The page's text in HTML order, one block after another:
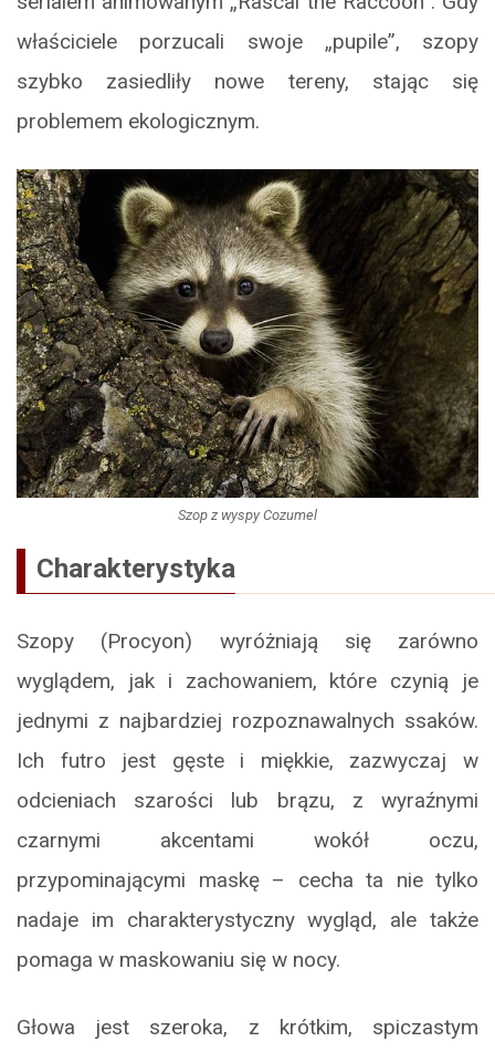
właściciele porzucali swoje „pupile”, szopy
szybko zasiedliły nowe tereny, stając się
problemem ekologicznym.
Szop z wyspy Cozumel
Charakterystyka
Szopy (Procyon) wyróżniają się zarówno
wyglądem, jak i zachowaniem, które czynią je
jednymi z najbardziej rozpoznawalnych ssaków.
Ich futro jest gęste i miękkie, zazwyczaj w
odcieniach szarości lub brązu, z wyraźnymi
czarnymi akcentami wokół oczu,
przypominającymi maskę – cecha ta nie tylko
nadaje im charakterystyczny wygląd, ale także
pomaga w maskowaniu się w nocy.
Głowa jest szeroka, z krótkim, spiczastym